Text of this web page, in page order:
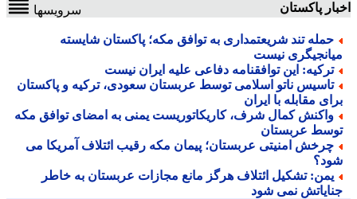
پاکستان
سرویسها
حمله تند شریعتمداری به توافق مکه؛ پاکستان شایسته
نیست
ترکیه: این توافقنامه دفاعی علیه ایران نیست
تاسیس ناتو اسلامی توسط عربستان سعودی، ترکیه و پاکستان
مقابله با ایران
واکنش کمال شرف، کاریکاتوریست یمنی به امضای توافق مکه
عربستان
چرخش امنیتی عربستان؛ پیمان مکه رقیب ائتلاف آمریکا می
یمن: تشکیل ائتلاف هرگز مانع مجازات عربستان به خاطر
نمی شود